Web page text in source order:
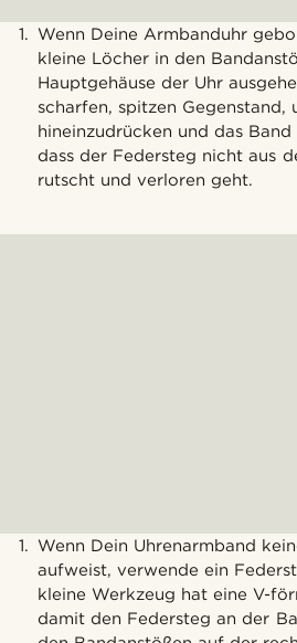
Wenn Deine Armbanduhr
kleine Löcher in den
Hauptgehäuse der Uhr
scharfen, spitzen Gegenstand,
hineinzudrücken und das
dass der Federsteg nicht aus
rutscht und verloren geht.
Wenn Dein Uhrenarmband
aufweist, verwende ein
kleine Werkzeug hat eine V-
damit den Federsteg an der